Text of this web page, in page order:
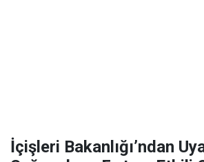
İçişleri Bakanlığı’ndan